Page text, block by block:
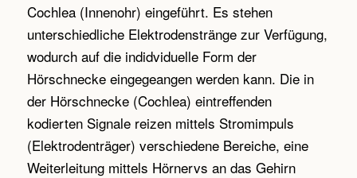
Cochlea (Innenohr) eingeführt. Es stehen
unterschiedliche Elektrodenstränge zur Verfügung,
wodurch auf die indidviduelle Form der
Hörschnecke eingegeangen werden kann. Die in
der Hörschnecke (Cochlea) eintreffenden
kodierten Signale reizen mittels Stromimpuls
(Elektrodenträger) verschiedene Bereiche, eine
Weiterleitung mittels Hörnervs an das Gehirn